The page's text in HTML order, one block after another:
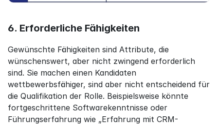
6. Erforderliche Fähigkeiten
Gewünschte Fähigkeiten sind Attribute, die
wünschenswert, aber nicht zwingend erforderlich
sind. Sie machen einen Kandidaten
wettbewerbsfähiger, sind aber nicht entscheidend für
die Qualifikation der Rolle. Beispielsweise könnte
fortgeschrittene Softwarekenntnisse oder
Führungserfahrung wie „Erfahrung mit CRM-